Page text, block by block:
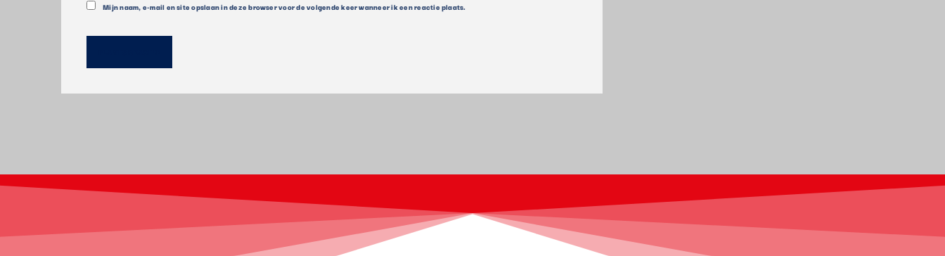
Mijn naam, e-mail en site opslaan in deze browser voor de volgende keer wanneer ik een reactie plaats.